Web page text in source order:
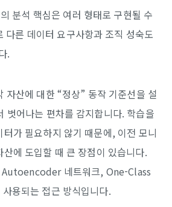
분석 핵심은 여러 형태로 구현될 수
다른 데이터 요구사항과 조직 성숙도
.
자산에 대한 “정상” 동작 기준선을 설
벗어나는 편차를 감지합니다. 학습을
가 필요하지 않기 때문에, 이전 모니
에 도입할 때 큰 장점이 있습니다.
네트워크, One-Class
용되는 접근 방식입니다.